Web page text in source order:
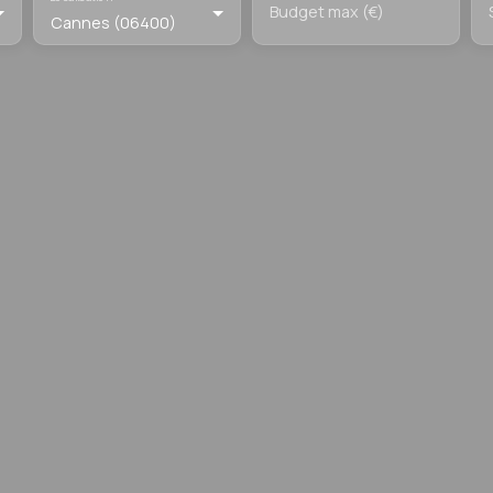
Cannes (06400)
Budget max (€)